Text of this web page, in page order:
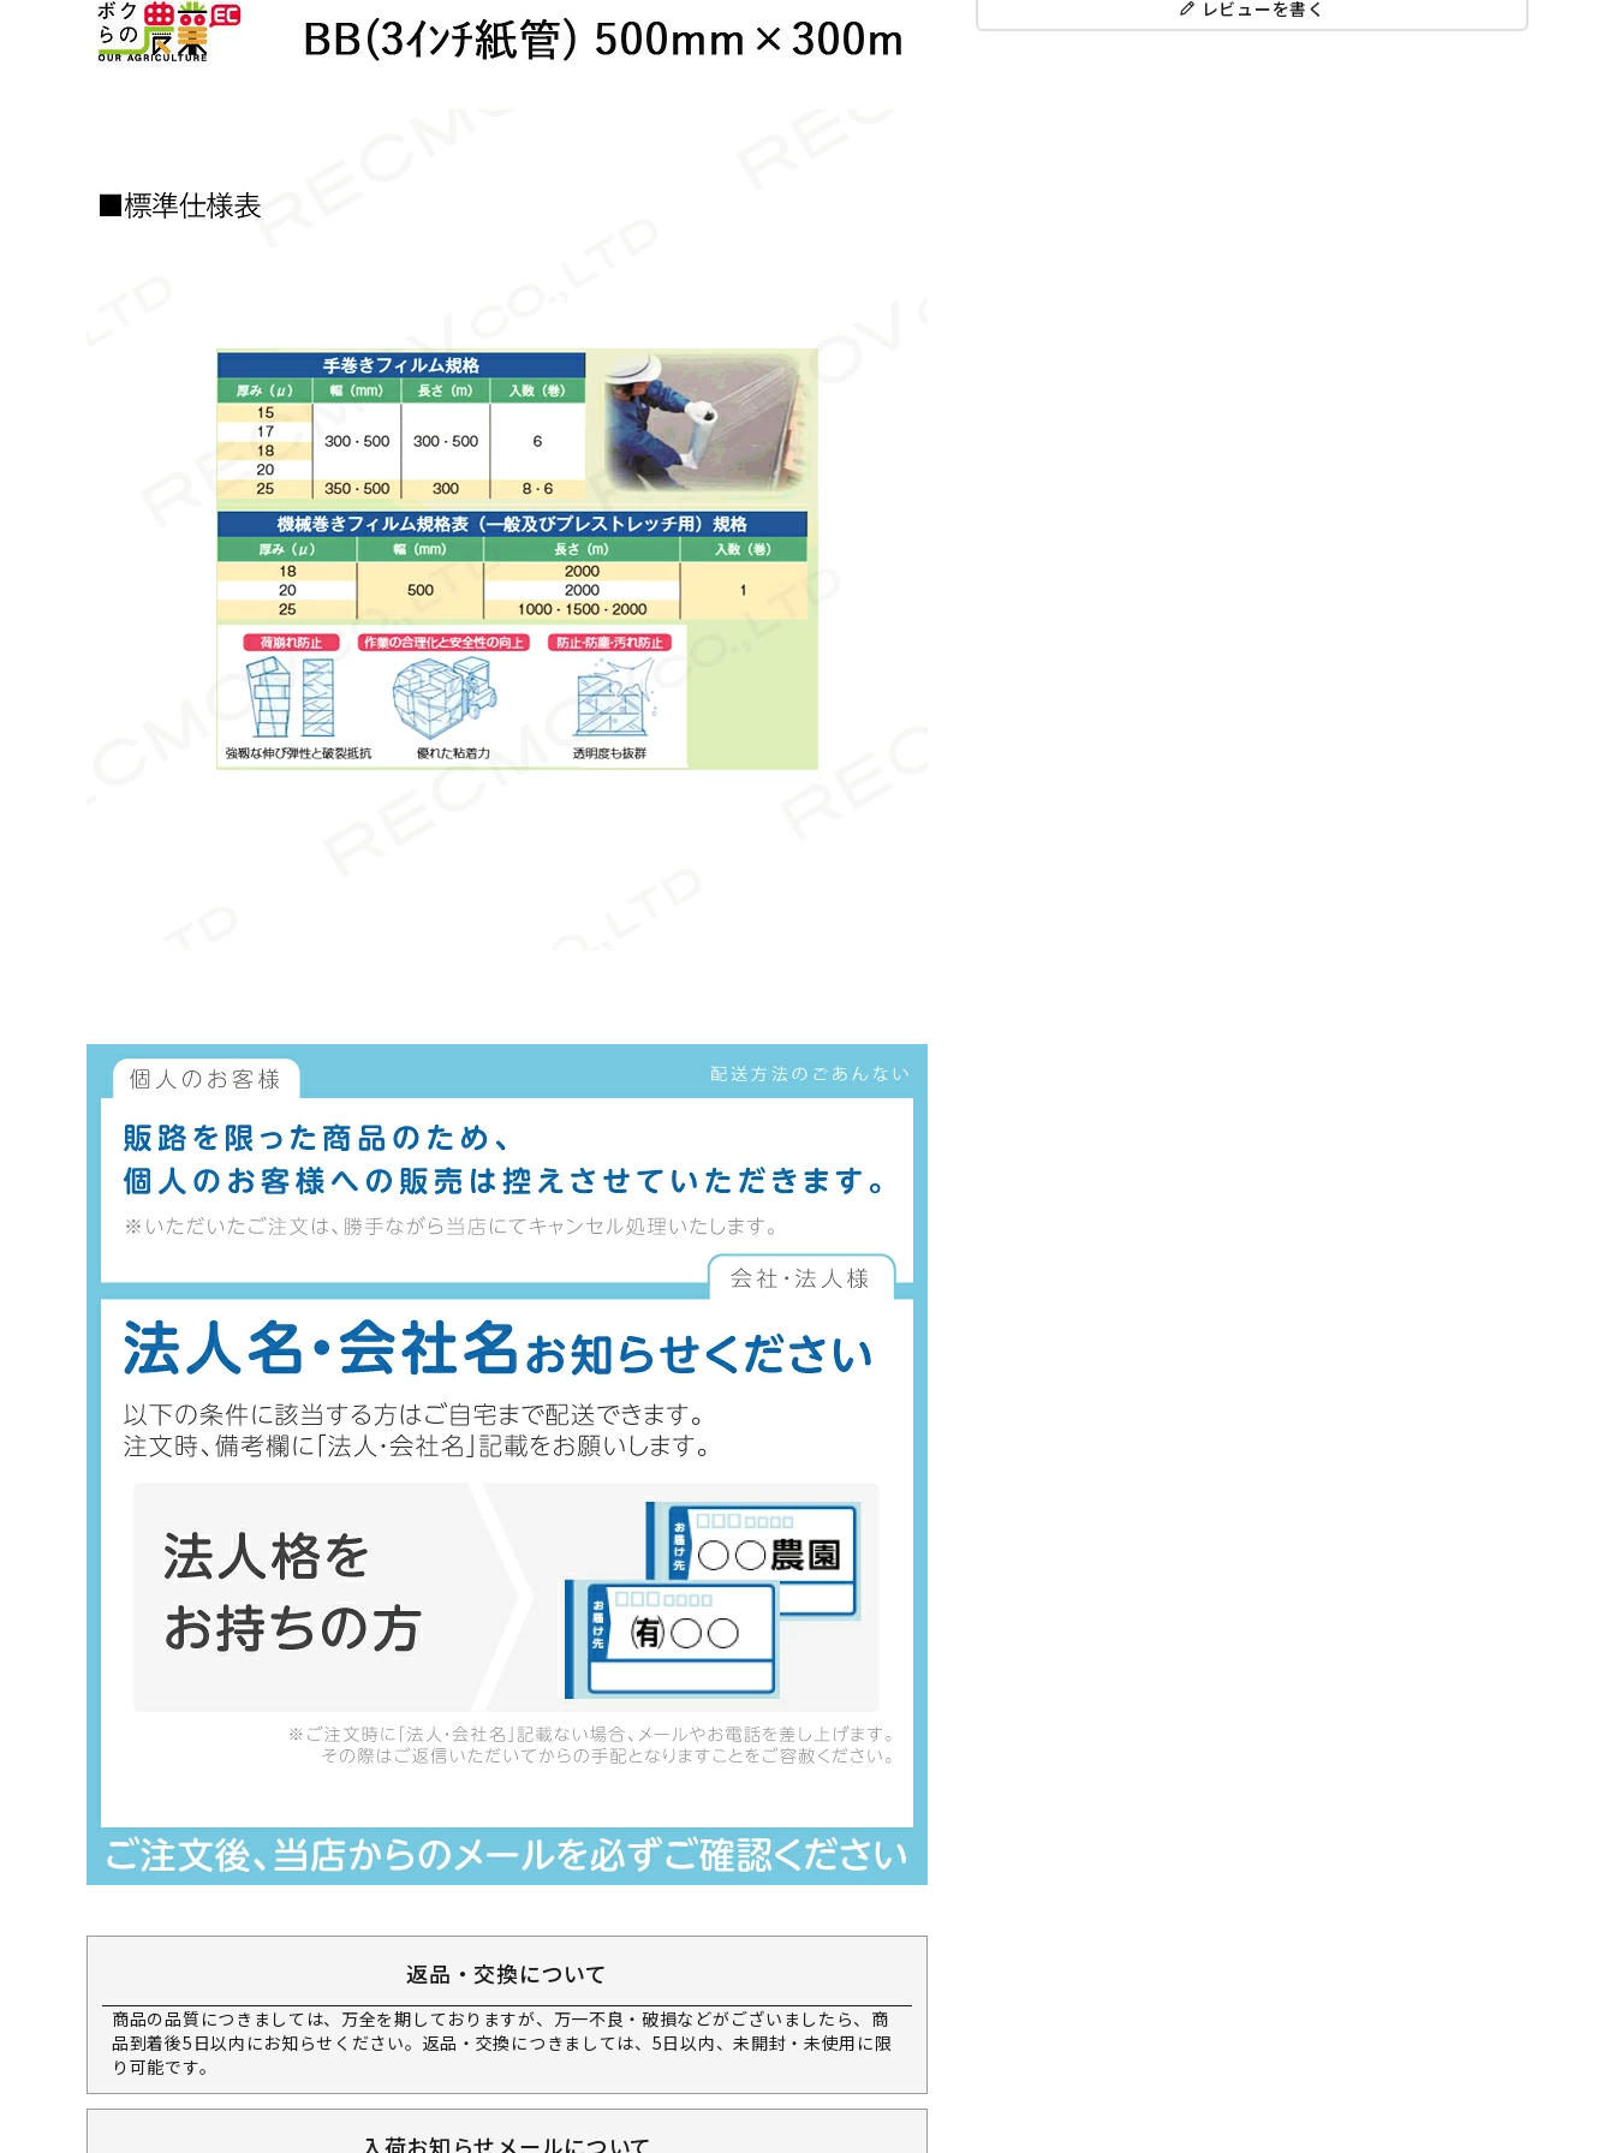
返品・交換について
商品の品質につきましては、万全を期しておりますが、万一不良・破損などがございましたら、商
品到着後5日以内にお知らせください。返品・交換につきましては、5日以内、未開封・未使用に限
り可能です。
入荷お知らせメールについて
レビューを書く